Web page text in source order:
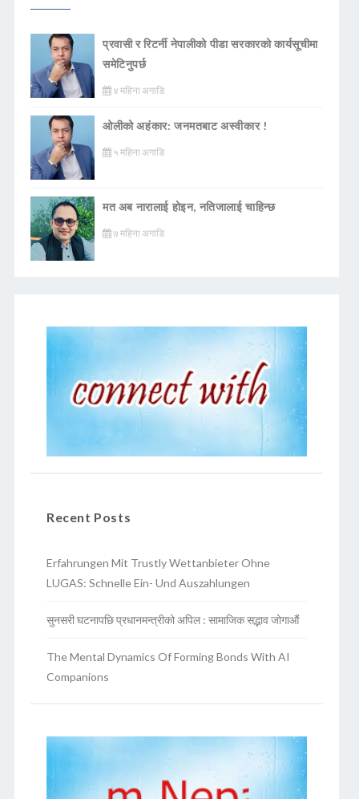
प्रवासी र रिटर्नी नेपालीको पीडा सरकारको कार्यसूचीमा
समेटिनुपर्छ
४ महिना अगाडि
ओलीको अहंकार: जनमतबाट अस्वीकार !
५ महिना अगाडि
मत अब नारालाई होइन, नतिजालाई चाहिन्छ
७ महिना अगाडि
Recent Posts
Erfahrungen Mit Trustly Wettanbieter Ohne
LUGAS: Schnelle Ein- Und Auszahlungen
सुनसरी घटनापछि प्रधानमन्त्रीको अपिल : सामाजिक सद्भाव जोगाऔं
The Mental Dynamics Of Forming Bonds With AI
Companions